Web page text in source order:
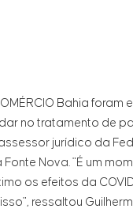
Bahia
no tratamento de
jurídico da
Nova. "É um
os efeitos da
ressaltou